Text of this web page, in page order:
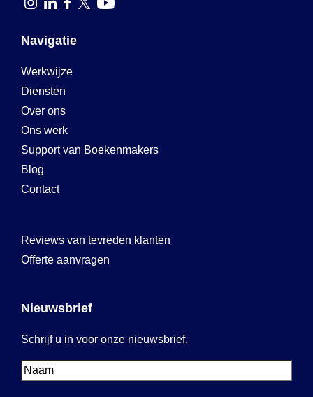
Navigatie
Werkwijze
Diensten
Over ons
Ons werk
Support van Boekenmakers
Blog
Contact
Reviews van tevreden klanten
Offerte aanvragen
Nieuwsbrief
Schrijf u in voor onze nieuwsbrief.
Voornaam